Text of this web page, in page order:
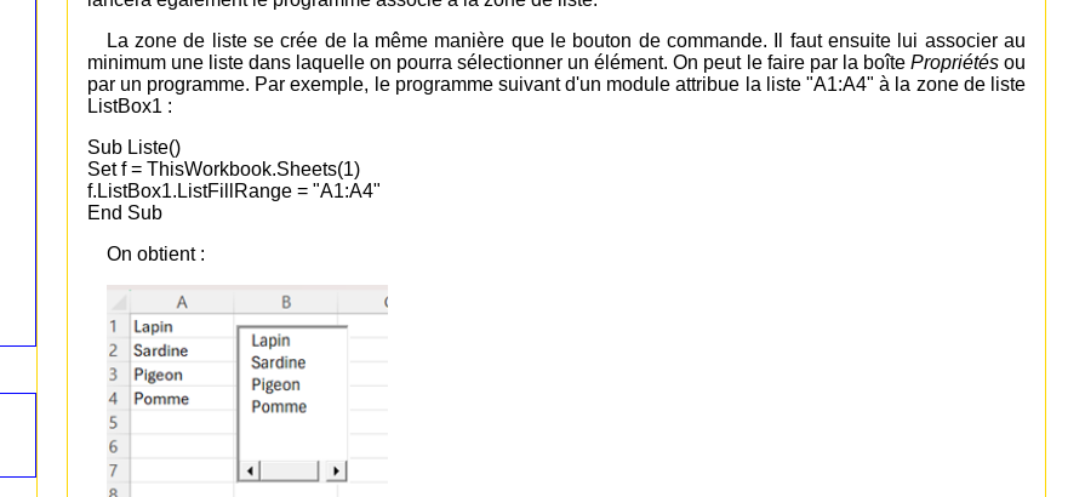
La zone de liste se crée de la même manière que le bouton de commande. Il faut ensuite lui associer au
minimum une liste dans laquelle on pourra sélectionner un élément. On peut le faire par la boîte Propriétésou
par un programme. Par exemple, le programme suivant d'un module attribue la liste "A1:A4" à la zone de liste
ListBox1 :
Sub Liste()
Set f = ThisWorkbook.Sheets(1)
f.ListBox1.ListFillRange = "A1:A4"
End Sub
On obtient :